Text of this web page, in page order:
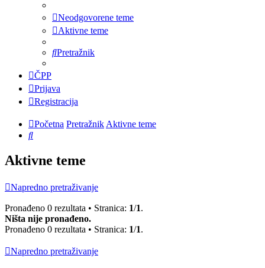
Neodgovorene teme
Aktivne teme
Pretražnik
ČPP
Prijava
Registracija
Početna PretražnikAktivne teme
Pretražnik
Aktivne teme
Napredno pretraživanje
Pronađeno 0 rezultata • Stranica: 1/1.
Ništa nije pronađeno.
Pronađeno 0 rezultata • Stranica: 1/1.
Napredno pretraživanje